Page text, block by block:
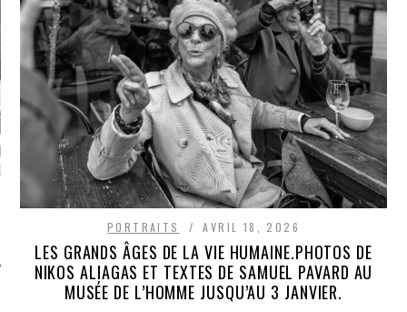
ATTACHÉS À LA
DE L’AMBASSADE
À PARIS. POURQUOI
? POUR QUI ?
UN GRONDIN FOURRÉ AUX
CHAMPIGNONS ET AUX
LARDONS DANS LA HALLE
DE DAX. ET POURQUOI PAS
?
PORTRAITS AVRIL 18, 2026
LES GRANDS ÂGES DE LA VIE HUMAINE.PHOTOS DE
NIKOS ALIAGAS ET TEXTES DE SAMUEL PAVARD AU
MUSÉE DE L’HOMME JUSQU’AU 3 JANVIER.